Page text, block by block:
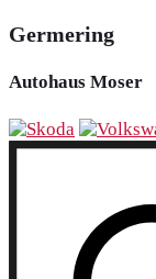
Germering
Autohaus Moser